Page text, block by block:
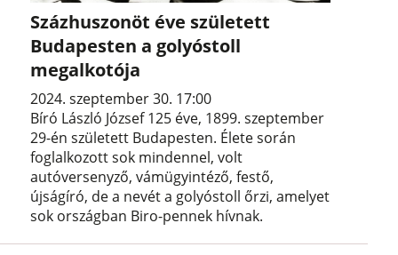
Százhuszonöt éve született
Budapesten a golyóstoll
megalkotója
2024. szeptember 30. 17:00
Bíró László József 125 éve, 1899. szeptember
29-én született Budapesten. Élete során
foglalkozott sok mindennel, volt
autóversenyző, vámügyintéző, festő,
újságíró, de a nevét a golyóstoll őrzi, amelyet
sok országban Biro-pennek hívnak.